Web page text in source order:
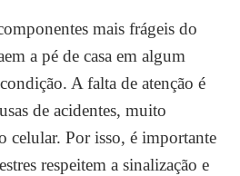
mais frágeis do
a pé de casa em algum
A falta de atenção é
de acidentes, muito
celular. Por isso, é importante
respeitem a sinalização e